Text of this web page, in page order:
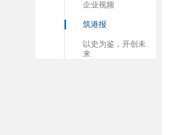
企业视频
筑港报
以史为鉴，开创未
来